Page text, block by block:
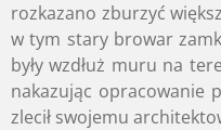
rozkazano zburzyć
w tym stary browar
były wzdłuż muru na
nakazując opracowanie
zlecił swojemu